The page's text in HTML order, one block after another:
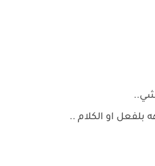
شي..
بلفعل او الكلام ..